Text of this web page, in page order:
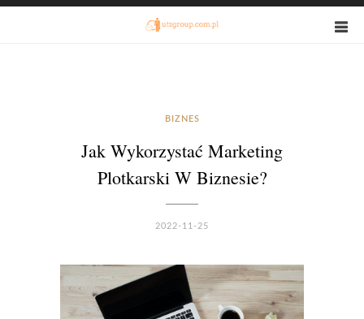
BIZNES
Jak Wykorzystać Marketing
Plotkarski W Biznesie?
2022-11-25